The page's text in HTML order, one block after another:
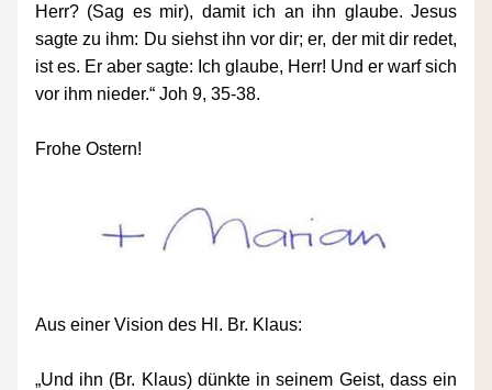
Herr? (Sag es mir), damit ich an ihn glaube. Jesus
sagte zu ihm: Du siehst ihn vor dir; er, der mit dir redet,
ist es. Er aber sagte: Ich glaube, Herr! Und er warf sich
vor ihm nieder.“ Joh 9, 35-38.
Frohe Ostern!
Aus einer Vision des Hl. Br. Klaus:
„Und ihn (Br. Klaus) dünkte in seinem Geist, dass ein